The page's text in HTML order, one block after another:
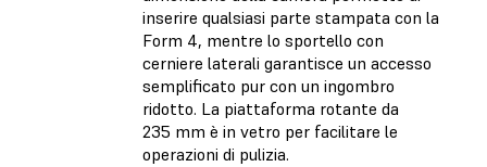
inserire qualsiasi parte stampata con la
Form 4, mentre lo sportello con
cerniere laterali garantisce un accesso
semplificato pur con un ingombro
ridotto. La piattaforma rotante da
235 mm è in vetro per facilitare le
operazioni di pulizia.